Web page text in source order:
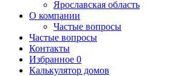
Ярославская область
О компании
Частые вопросы
Частые вопросы
Контакты
Избранное 0
Калькулятор домов